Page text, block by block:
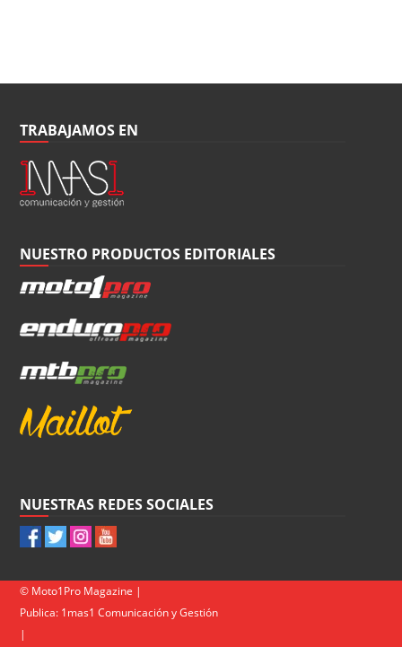
TRABAJAMOS EN
NUESTRO PRODUCTOS EDITORIALES
NUESTRAS REDES SOCIALES
© Moto1Pro Magazine |
Publica: 1mas1 Comunicación y Gestión
|